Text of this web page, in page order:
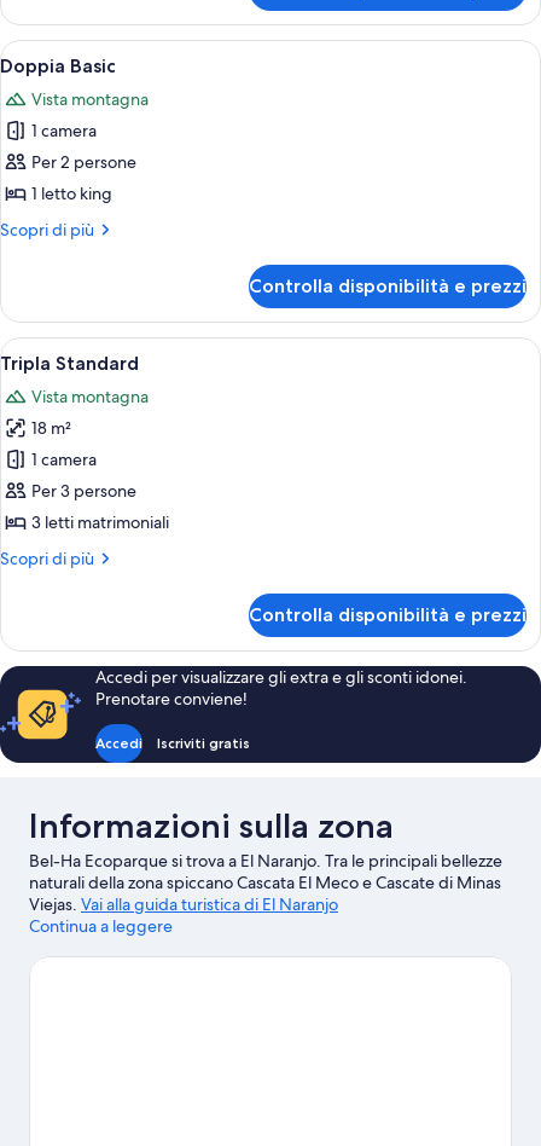
Standard
Apri
tutte
le
foto
per
Doppia
Basic
5
Doppia Basic
Vista montagna
1 camera
Per 2 persone
1 letto king
Scopri di più
Altri
Basic
Controlla disponibilità e prezzi
Apri
tutte
le
foto
per
Tripla
Standard
3
Tripla Standard
Vista montagna
18 m²
1 camera
Per 3 persone
3 letti matrimoniali
Scopri di più
Altri
Standard
Controlla disponibilità e prezzi
Accedi per visualizzare gli extra e gli sconti idonei.
Prenotare conviene!
Accedi Iscriviti gratis
Informazioni sulla zona
Bel-Ha Ecoparque si trova a El Naranjo. Tra le principali bellezze
naturali della zona spiccano Cascata El Meco e Cascate di Minas
Viejas. Vai alla guida turistica di El Naranjo
Continua a leggere